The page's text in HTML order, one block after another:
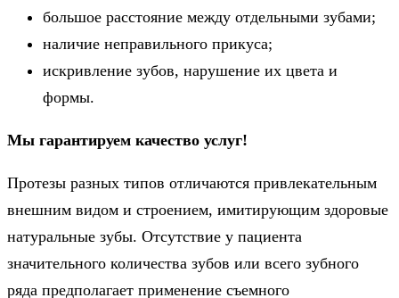
большое расстояние между отдельными зубами;
наличие неправильного прикуса;
искривление зубов, нарушение их цвета и
формы.
Мы гарантируем качество услуг!
Протезы разных типов отличаются привлекательным
внешним видом и строением, имитирующим здоровые
натуральные зубы. Отсутствие у пациента
значительного количества зубов или всего зубного
ряда предполагает применение съемного